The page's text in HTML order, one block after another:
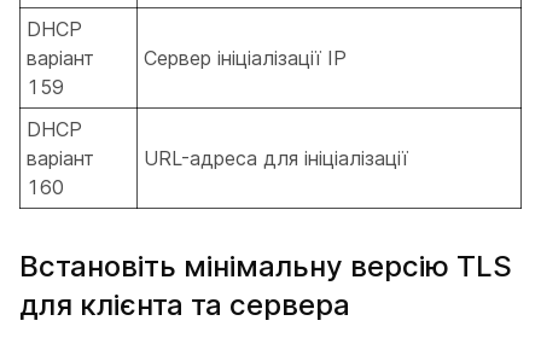
DHCP
варіант
159
Сервер ініціалізації IP
DHCP
варіант
160
URL-адреса для ініціалізації
Встановіть мінімальну версію TLS
для клієнта та сервера